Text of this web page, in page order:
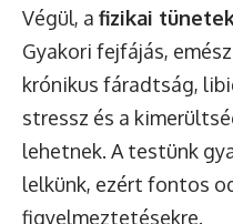
Végül, a fizikai
Gyakori fejfájás,
krónikus fáradtság,
stressz és a
lehetnek. A testünk
lelkünk, ezért fontos
figyelmeztetésekre.